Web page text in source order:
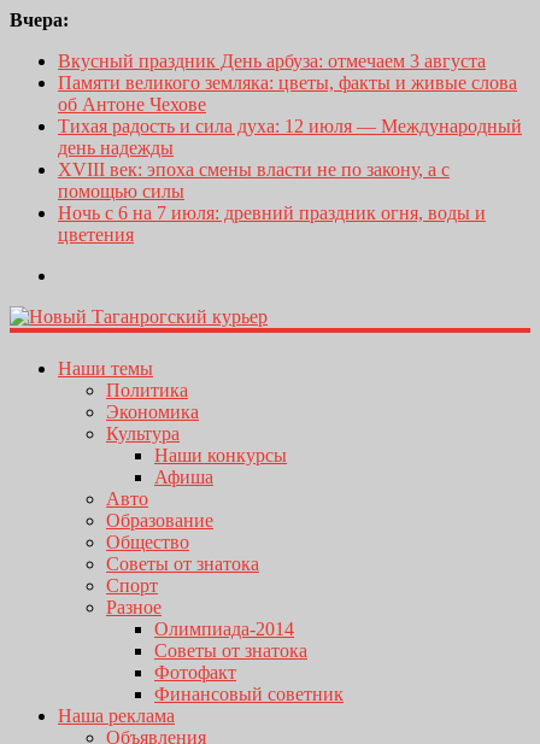
Вчера:
Вкусный праздник День арбуза: отмечаем 3 августа
Памяти великого земляка: цветы, факты и живые слова
об Антоне Чехове
Тихая радость и сила духа: 12 июля — Международный
день надежды
XVIII век: эпоха смены власти не по закону, а с
помощью силы
Ночь с 6 на 7 июля: древний праздник огня, воды и
цветения
Наши темы
Политика
Экономика
Культура
Наши конкурсы
Афиша
Авто
Образование
Общество
Советы от знатока
Спорт
Разное
Олимпиада-2014
Советы от знатока
Фотофакт
Финансовый советник
Наша реклама
Объявления